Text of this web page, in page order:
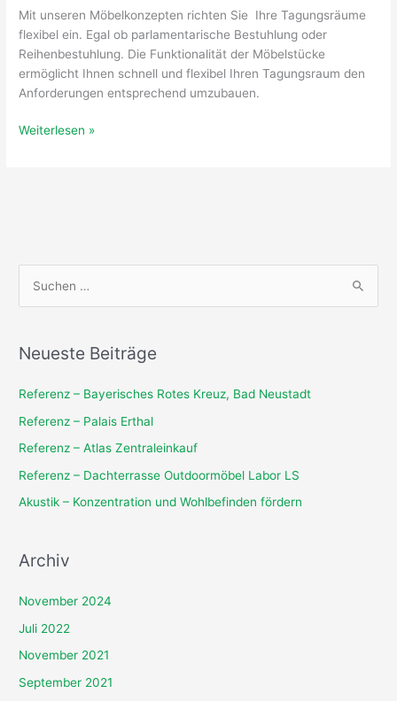
Mit unseren Möbelkonzepten richten Sie Ihre Tagungsräume
flexibel ein. Egal ob parlamentarische Bestuhlung oder
Reihenbestuhlung. Die Funktionalität der Möbelstücke
ermöglicht Ihnen schnell und flexibel Ihren Tagungsraum den
Anforderungen entsprechend umzubauen.
Weiterlesen »
h
a
c
h
Neueste Beiträge
Referenz – Bayerisches Rotes Kreuz, Bad Neustadt
Referenz – Palais Erthal
Referenz – Atlas Zentraleinkauf
Referenz – Dachterrasse Outdoormöbel Labor LS
Akustik – Konzentration und Wohlbefinden fördern
Archiv
November 2024
Juli 2022
November 2021
September 2021